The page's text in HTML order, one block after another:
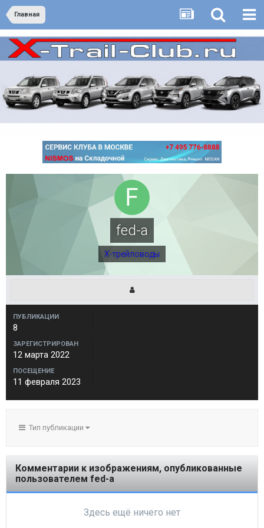
Главная
fed-a
Х-трейловоды
ПУБЛИКАЦИИ
8
ЗАРЕГИСТРИРОВАН
12 марта 2022
ПОСЕЩЕНИЕ
11 февраля 2023
Тип публикации
Комментарии к изображениям, опубликованные
пользователем fed-a
Здесь ещё ничего нет